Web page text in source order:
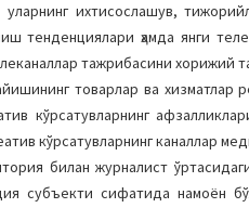
ихтисослашув,
тенденциялари ҳамда янги
тажрибасини хорижий
товарлар ва
кўрсатувларнинг
кўрсатувларнинг каналлар
билан журналист
субъекти сифатида намоён